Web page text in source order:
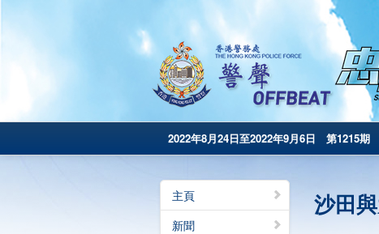
2022年8月24日至2022年9月6日 第1215期
主頁
新聞
沙田